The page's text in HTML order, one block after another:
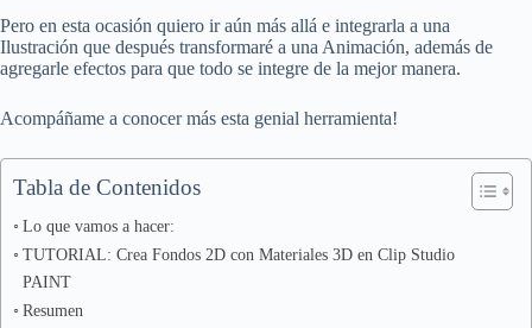
Pero en esta ocasión quiero ir aún más allá e integrarla a una
Ilustración que después transformaré a una Animación, además de
agregarle efectos para que todo se integre de la mejor manera.
Acompáñame a conocer más esta genial herramienta!
Tabla de Contenidos
Lo que vamos a hacer:
TUTORIAL: Crea Fondos 2D con Materiales 3D en Clip Studio
PAINT
Resumen